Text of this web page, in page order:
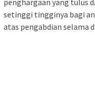
penghargaan yang tulus
setinggi tingginya bagi
atas pengabdian selama